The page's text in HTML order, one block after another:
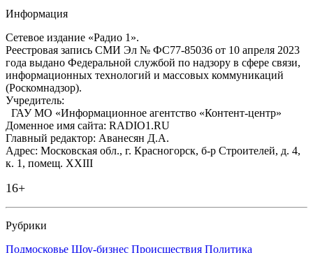
Информация
Сетевое издание «Радио 1».
Реестровая запись СМИ Эл № ФС77-85036 от 10 апреля 2023
года выдано Федеральной службой по надзору в сфере связи,
информационных технологий и массовых коммуникаций
(Роскомнадзор).
Учредитель:
ГАУ МО «Информационное агентство «Контент-центр»
Доменное имя сайта: RADIO1.RU
Главный редактор: Аванесян Д.А.
Адрес: Московская обл., г. Красногорск, б-р Строителей, д. 4,
к. 1, помещ. XXIII
16+
Рубрики
Подмосковье Шоу-бизнес Происшествия Политика